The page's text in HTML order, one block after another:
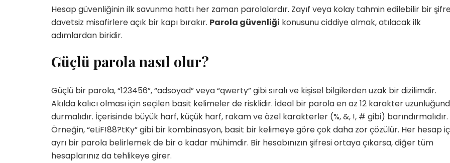
Hesap güvenliğinin ilk savunma hattı her zaman parolalardır. Zayıf veya kolay tahmin edilebilir bir
davetsiz misafirlere açık bir kapı bırakır. Parola güvenliği konusunu ciddiye almak, atılacak ilk
adımlardan biridir.
Güçlü parola nasıl olur?
Güçlü bir parola, “123456”, “adsoyad” veya “qwerty” gibi sıralı ve kişisel bilgilerden uzak bir dizilimdir.
Akılda kalıcı olması için seçilen basit kelimeler de risklidir. İdeal bir parola en az 12 karakter
durmalıdır. İçerisinde büyük harf, küçük harf, rakam ve özel karakterler (%, &, !, # gibi) barındırmalıdır.
Örneğin, “eLiF!88?tKy” gibi bir kombinasyon, basit bir kelimeye göre çok daha zor çözülür. Her hesap
ayrı bir parola belirlemek de bir o kadar mühimdir. Bir hesabınızın şifresi ortaya çıkarsa, diğer tüm
hesaplarınız da tehlikeye girer.